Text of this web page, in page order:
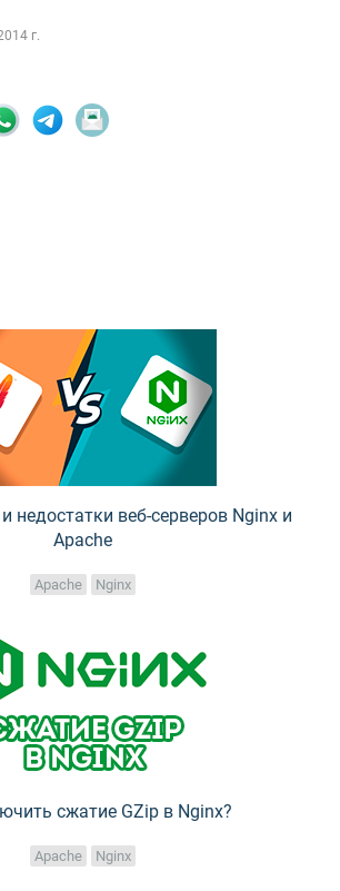
г.
недостатки веб-серверов Nginx и
Apache
Apache Nginx
сжатие GZip в Nginx?
Apache Nginx